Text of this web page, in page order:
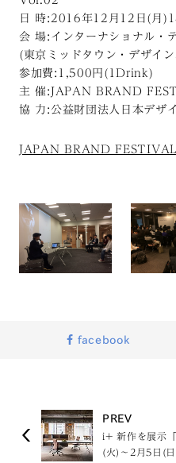
日 時:2016年12月12日(月
会 場:インターナショナル・
(東京ミッドタウン・デザイ
参加費:1,500円(1Drink)
主 催:JAPAN BRAND
協 力:公益財団法人日本デザ
JAPAN BRAND FESTIVAL
facebook
PREV
i+ 新作を展示
(火)〜2月5日(